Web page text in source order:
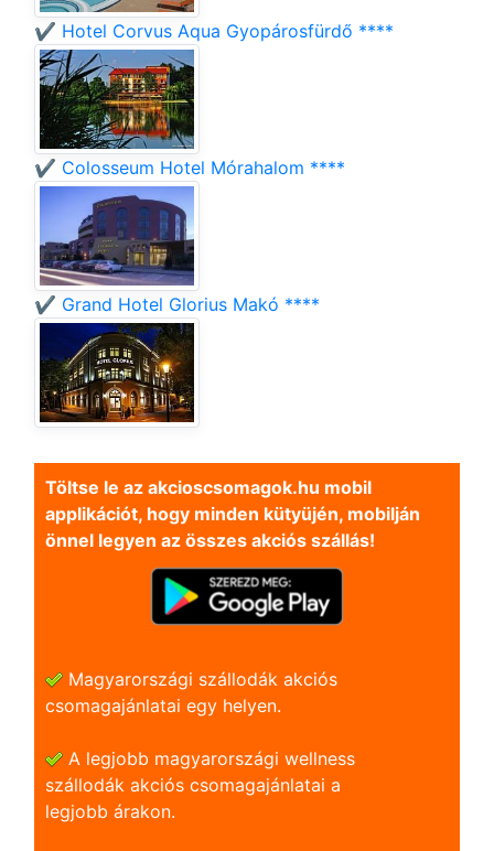
✔️ Hotel Corvus Aqua Gyopárosfürdő ****
✔️ Colosseum Hotel Mórahalom ****
✔️ Grand Hotel Glorius Makó ****
Töltse le az akcioscsomagok.hu mobil
applikációt, hogy minden kütyüjén, mobilján
önnel legyen az összes akciós szállás!
Magyarországi szállodák akciós
csomagajánlatai egy helyen.
A legjobb magyarországi wellness
szállodák akciós csomagajánlatai a
legjobb árakon.